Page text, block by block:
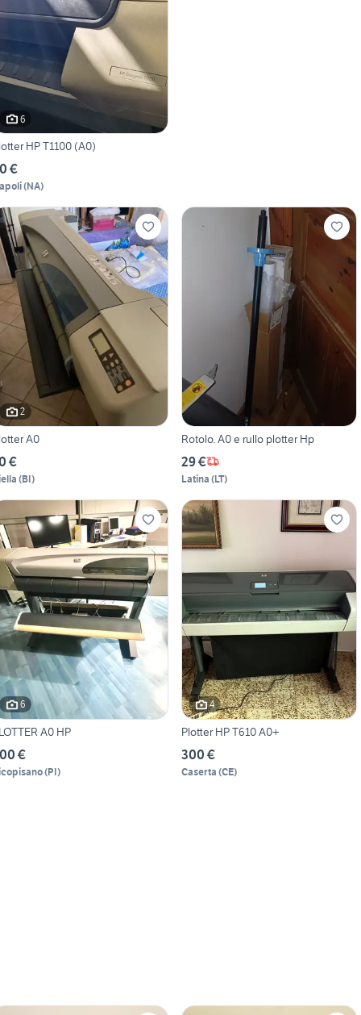
6
HP T1100 (A0)
€
(NA)
2
A0
€
(BI)
Rotolo. A0 e rullo plotter Hp
29 €
Latina (LT)
6
A0 HP
€
(PI)
4
Plotter HP T610 A0+
300 €
Caserta (CE)